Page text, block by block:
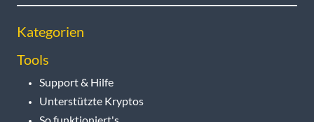
Kategorien
Tools
Support & Hilfe
Unterstützte Kryptos